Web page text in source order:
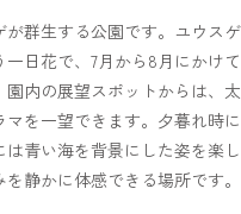
群生する公園です。ユウスゲ
日花で、7月から8月にかけて
内の展望スポットからは、太
を一望できます。夕暮れ時に
青い海を背景にした姿を楽し
静かに体感できる場所です。